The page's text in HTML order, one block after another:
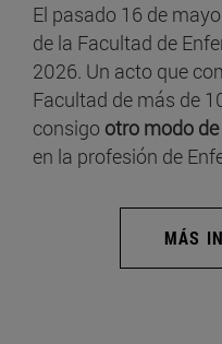
El pasado 16 de
de la Facultad de
2026. Un acto que
Facultad de más de
consigo otro modo
en la profesión de
MÁS